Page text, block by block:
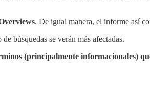
. De igual manera, el informe así
búsquedas se verán más afectadas.
(principalmente informacionales)